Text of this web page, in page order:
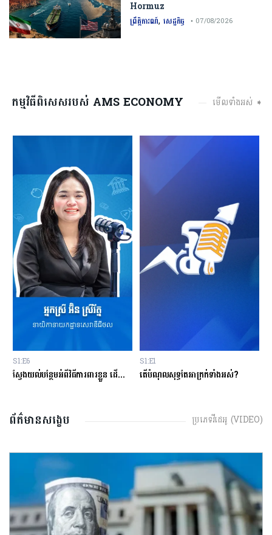
Hormuz
ព្រឹត្តិការណ៍, សេដ្ឋកិច្ច • 07/08/2026
កម្មវិធីពិសេសរបស់ AMS ECONOMY មើលទាំងអស់ ➧
S1:E6
ស្វែងយល់បន្ថែមអំពីវិធីការពារខ្លួន ដើម្បីជៀសវាងពីការឆបោកតាមបច្ចេកវិទ្យាហិរញ្ញវត្ថុ!
S1:E1
តើបំណុលសុទ្ធតែអាក្រក់ទាំងអស់?
ព័ត៌មានសង្ខេប ប្រភេទវីដេអូ (VIDEO)